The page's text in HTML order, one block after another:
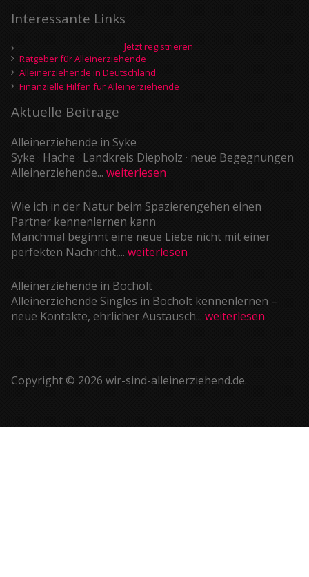
Interessante Links
Jetzt registrieren
Ratgeber für Alleinerziehende
Alleinerziehende in Deutschland
Finanzielle Hilfen für Alleinerziehende
Aktuelle Beiträge
Alleinerziehende in Syke
Syke · Hache · Landkreis Diepholz · neue Begegnungen
Alleinerziehende... weiterlesen
Wie ich in der Natur beim Spazierengehen einen
Partner kennenlernen kann
Manchmal beginnt eine neue Liebe nicht mit einer
perfekten Nachricht,... weiterlesen
Alleinerziehende in Bocholt
Alleinerziehende Singles in Bocholt kennenlernen –
neue Kontakte, ehrlicher Austausch... weiterlesen
Copyright © 2026 wir-sind-alleinerziehend.de.